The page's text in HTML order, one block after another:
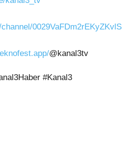
0029VaFDm2rEKyZKvlS
@kanal3tv
#Kanal3